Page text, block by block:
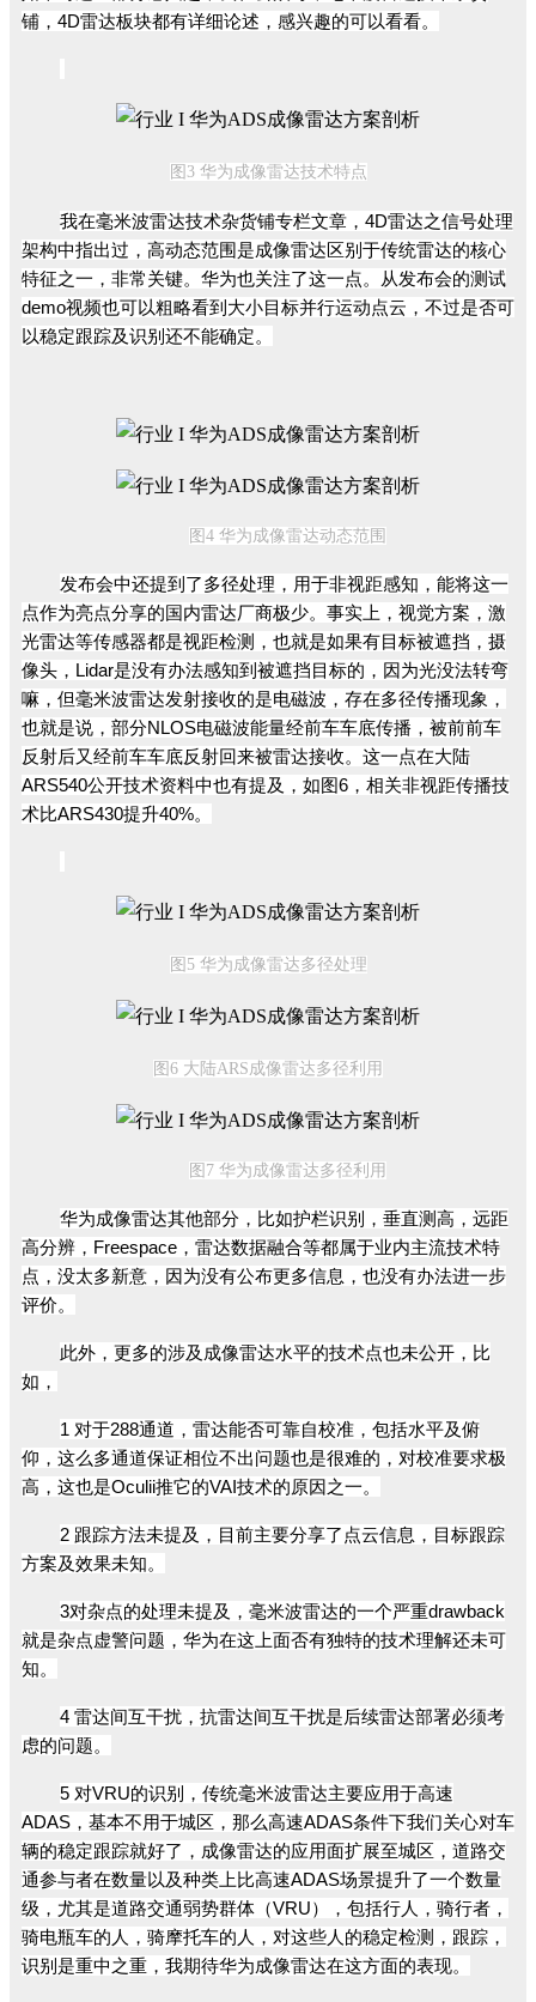
铺，4D雷达板块都有详细论述，感兴趣的可以看看。
图3 华为成像雷达技术特点
我在毫米波雷达技术杂货铺专栏文章，4D雷达之信号处理
架构中指出过，高动态范围是成像雷达区别于传统雷达的核心
特征之一，非常关键。华为也关注了这一点。从发布会的测试
demo视频也可以粗略看到大小目标并行运动点云，不过是否可
以稳定跟踪及识别还不能确定。
图4 华为成像雷达动态范围
发布会中还提到了多径处理，用于非视距感知，能将这一
点作为亮点分享的国内雷达厂商极少。事实上，视觉方案，激
光雷达等传感器都是视距检测，也就是如果有目标被遮挡，摄
像头，Lidar是没有办法感知到被遮挡目标的，因为光没法转弯
嘛，但毫米波雷达发射接收的是电磁波，存在多径传播现象，
也就是说，部分NLOS电磁波能量经前车车底传播，被前前车
反射后又经前车车底反射回来被雷达接收。这一点在大陆
ARS540公开技术资料中也有提及，如图6，相关非视距传播技
术比ARS430提升40%。
图5 华为成像雷达多径处理
图6 大陆ARS成像雷达多径利用
图7 华为成像雷达多径利用
华为成像雷达其他部分，比如护栏识别，垂直测高，远距
高分辨，Freespace，雷达数据融合等都属于业内主流技术特
点，没太多新意，因为没有公布更多信息，也没有办法进一步
评价。
此外，更多的涉及成像雷达水平的技术点也未公开，比
如，
1 对于288通道，雷达能否可靠自校准，包括水平及俯
仰，这么多通道保证相位不出问题也是很难的，对校准要求极
高，这也是Oculii推它的VAI技术的原因之一。
2 跟踪方法未提及，目前主要分享了点云信息，目标跟踪
方案及效果未知。
3对杂点的处理未提及，毫米波雷达的一个严重drawback
就是杂点虚警问题，华为在这上面否有独特的技术理解还未可
知。
4 雷达间互干扰，抗雷达间互干扰是后续雷达部署必须考
虑的问题。
5 对VRU的识别，传统毫米波雷达主要应用于高速
ADAS，基本不用于城区，那么高速ADAS条件下我们关心对车
辆的稳定跟踪就好了，成像雷达的应用面扩展至城区，道路交
通参与者在数量以及种类上比高速ADAS场景提升了一个数量
级，尤其是道路交通弱势群体（VRU），包括行人，骑行者，
骑电瓶车的人，骑摩托车的人，对这些人的稳定检测，跟踪，
识别是重中之重，我期待华为成像雷达在这方面的表现。